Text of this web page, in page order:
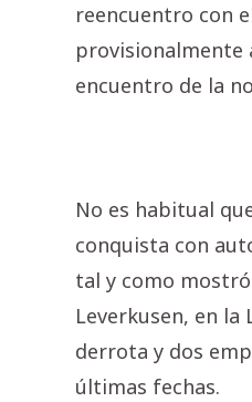
reencuentro con
provisionalmente
encuentro de la
No es habitual
conquista con
tal y como
Leverkusen, en
derrota y dos
últimas fechas.